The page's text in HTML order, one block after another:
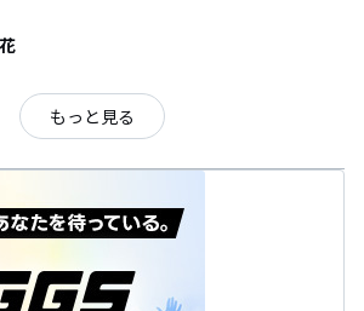
もっと見る